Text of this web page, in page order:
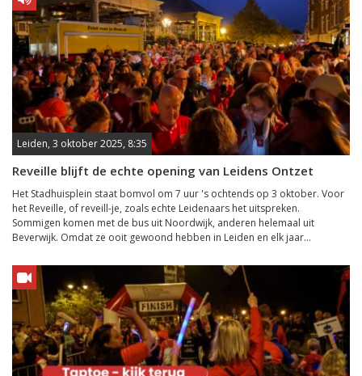
Leiden, 3 oktober 2025, 8:35
Reveille blijft de echte opening van Leidens Ontzet
Het Stadhuisplein staat bomvol om 7 uur 's ochtends op 3 oktober. Voor
het Reveille, of reveill-je, zoals echte Leidenaars het uitspreken.
Sommigen komen met de bus uit Noordwijk, anderen helemaal uit
Beverwijk. Omdat ze ooit gewoond hebben in Leiden en elk jaar...